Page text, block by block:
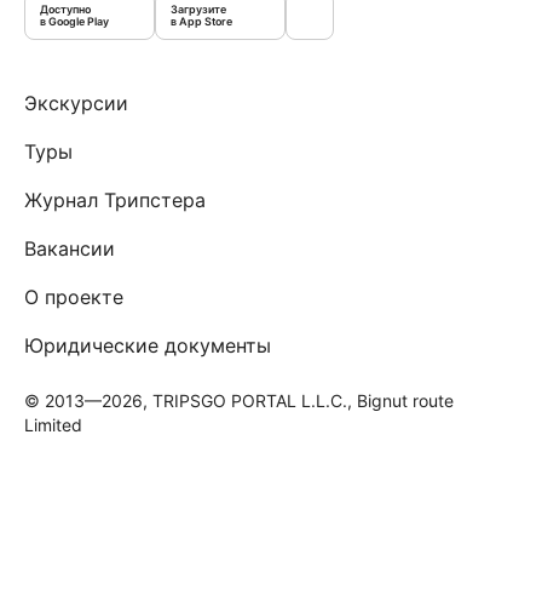
Доступно
в Google Play
Загрузите
в App Store
Экскурсии
Туры
Журнал Трипстера
Вакансии
О проекте
Юридические документы
© 2013—2026, TRIPSGO PORTAL L.L.C., Bignut route
Limited